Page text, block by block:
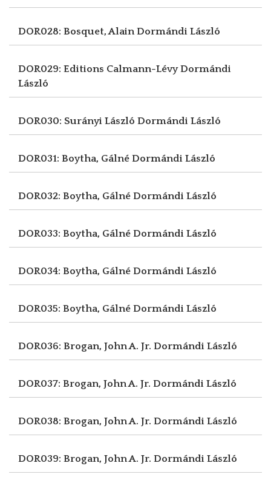
DOR028: Bosquet, AlainDormándi László
DOR029: Editions Calmann-LévyDormándi
László
DOR030: Surányi László Dormándi László
DOR031: Boytha, Gálné Dormándi László
DOR032: Boytha, Gálné Dormándi László
DOR033: Boytha, Gálné Dormándi László
DOR034: Boytha, Gálné Dormándi László
DOR035: Boytha, Gálné Dormándi László
DOR036: Brogan, John A. Jr. Dormándi László
DOR037: Brogan, John A. Jr. Dormándi László
DOR038: Brogan, John A. Jr. Dormándi László
DOR039: Brogan, John A. Jr. Dormándi László